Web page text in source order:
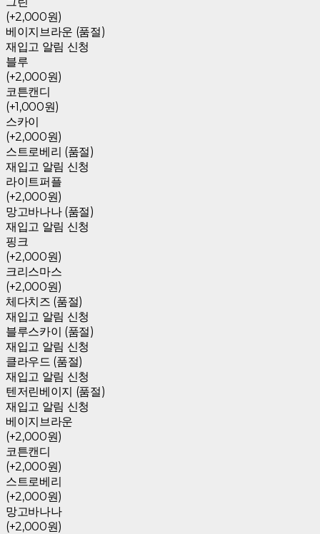
(+2,000원)
베이지브라운 (품절)
재입고 알림 신청
블루
(+2,000원)
코튼캔디
(+1,000원)
스카이
(+2,000원)
스트로베리 (품절)
재입고 알림 신청
라이트퍼플
(+2,000원)
망고바나나 (품절)
재입고 알림 신청
핑크
(+2,000원)
크리스마스
(+2,000원)
체다치즈 (품절)
재입고 알림 신청
블루스카이 (품절)
재입고 알림 신청
클라우드 (품절)
재입고 알림 신청
텐저린베이지 (품절)
재입고 알림 신청
베이지브라운
(+2,000원)
코튼캔디
(+2,000원)
스트로베리
(+2,000원)
망고바나나
(+2,000원)